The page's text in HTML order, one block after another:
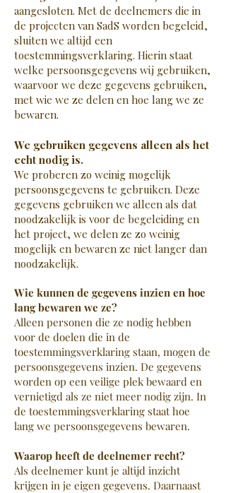
aangesloten. Met de deelnemers die in
de projecten van SadS worden begeleid,
sluiten we altijd een
toestemmingsverklaring. Hierin staat
welke persoonsgegevens wij gebruiken,
waarvoor we deze gegevens gebruiken,
met wie we ze delen en hoe lang we ze
bewaren.
We gebruiken gegevens alleen als het
echt nodig is.
We proberen zo weinig mogelijk
persoonsgegevens te gebruiken. Deze
gegevens gebruiken we alleen als dat
noodzakelijk is voor de begeleiding en
het project, we delen ze zo weinig
mogelijk en bewaren ze niet langer dan
noodzakelijk.
Wie kunnen de gegevens inzien en hoe
lang bewaren we ze?
Alleen personen die ze nodig hebben
voor de doelen die in de
toestemmingsverklaring staan, mogen de
persoonsgegevens inzien. De gegevens
worden op een veilige plek bewaard en
vernietigd als ze niet meer nodig zijn. In
de toestemmingsverklaring staat hoe
lang we persoonsgegevens bewaren.
Waarop heeft de deelnemer recht?
Als deelnemer kunt je altijd inzicht
krijgen in je eigen gegevens. Daarnaast